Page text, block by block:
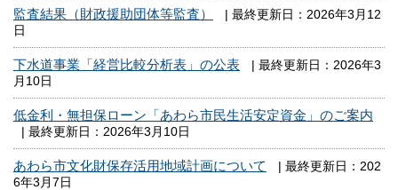
監査結果（財政援助団体等監査）
| 最終更新日：2026年3月12
日
下水道事業「経営比較分析表」の公表
| 最終更新日：2026年3
月10日
低金利・無担保ローン「あわら市民生活安定資金」のご案内
| 最終更新日：2026年3月10日
あわら市文化財保存活用地域計画について
| 最終更新日：202
6年3月7日